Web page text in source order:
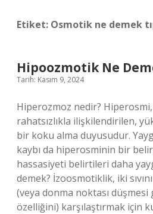
Etiket: Osmotik ne demek
Hipoozmotik Ne
Tarih: Kasım 9, 2024
Hiperozmoz nedir?
rahatsızlıkla ilişkilendirilen,
bir koku alma duyusudur.
kaybı da hiperosminin bir
hassasiyeti belirtileri daha
demek? İzoosmotiklik, iki
(veya donma noktası
özelliğini) karşılaştırmak için